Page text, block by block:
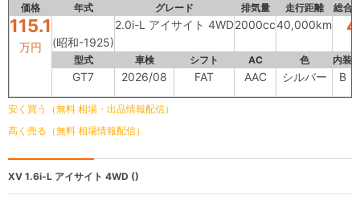
価格 年式 グレード 排気量 走行距離 総合
115.1
万円 (昭和-1925)
2.0i-L アイサイト 4WD2000cc40,000km 4
型式 車検 シフト AC 色 内装
GT7 2026/08 FAT AAC シルバー B
安く買う（無料 相場・出品情報配信）
高く売る（無料 相場情報配信）
XV 1.6i-L アイサイト 4WD ()